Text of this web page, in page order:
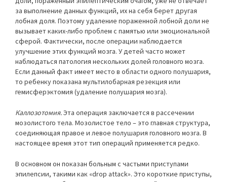
за выполнение данных функций, их на себя берет другая
лобная доля. Поэтому удаление пораженной лобной доли не
вызывает каких-либо проблем с памятью или эмоциональной
сферой. Фактически, после операции наблюдается
улучшение этих функций мозга. У детей часто может
наблюдаться патология нескольких долей головного мозга.
Если данный факт имеет место в области одного полушария,
то ребенку показана мультилобарная резекция или
гемисферэктомия (удаление полушария мозга).
Каллозотомия.Эта операция заключается в рассечении
мозолистого тела. Мозолистое тело – это главная структура,
соединяющая правое и левое полушария головного мозга. В
настоящее время этот тип операций применяется редко.
В основном он показан больным с частыми приступами
эпилепсии, такими как «drop attack». Это короткие приступы,